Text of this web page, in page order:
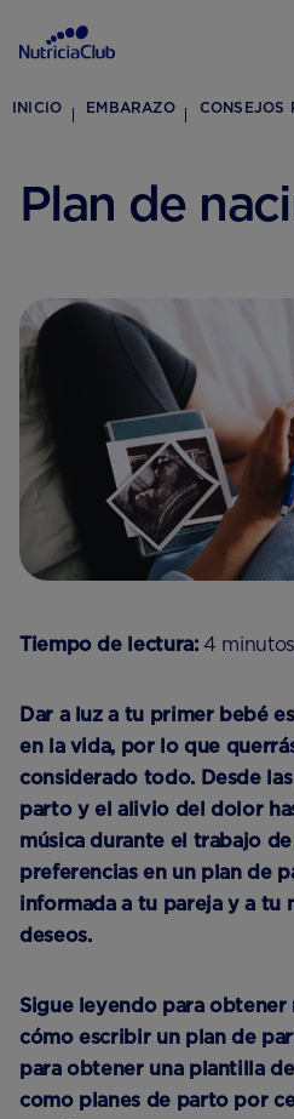
INICIO EMBARAZO CONSEJOS
Plan de
Tiempo de lectura:4 minutos
Dar a luz a tu primer bebé
en la vida, por lo que
considerado todo. Desde
parto y el alivio del dolor
música durante el trabajo
preferencias en un plan de
informada a tu pareja y a tu
deseos.
Sigue leyendo para
cómo escribir un plan de
para obtener una plantilla
como planes de parto por